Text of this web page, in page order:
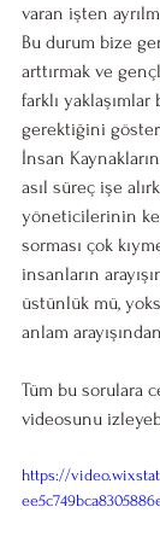
varan işten
Bu durum bize
arttırmak ve
farklı
gerektiğini
İnsan
asıl süreç işe
yöneticilerinin
sorması çok
insanların
üstünlük mü,
anlam
Tüm bu sorulara
videosunu
https://